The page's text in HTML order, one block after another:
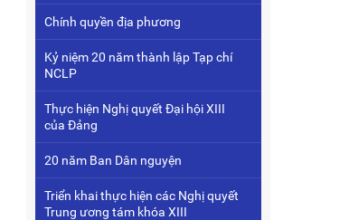
Chính quyền địa phương
Kỷ niệm 20 năm thành lập Tạp chí
NCLP
Thực hiện Nghị quyết Đại hội XIII
của Đảng
20 năm Ban Dân nguyện
Triển khai thực hiện các Nghị quyết
Trung ương tám khóa XIII